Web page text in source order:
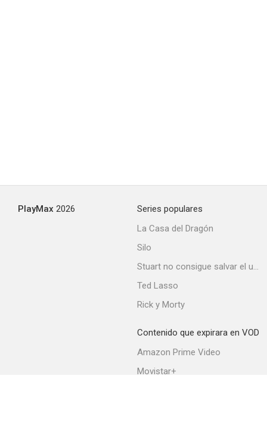
PlayMax 2026
Series populares
La Casa del Dragón
Silo
Stuart no consigue salvar el universo
Ted Lasso
Rick y Morty
Contenido que expirara en VOD
Amazon Prime Video
Movistar+